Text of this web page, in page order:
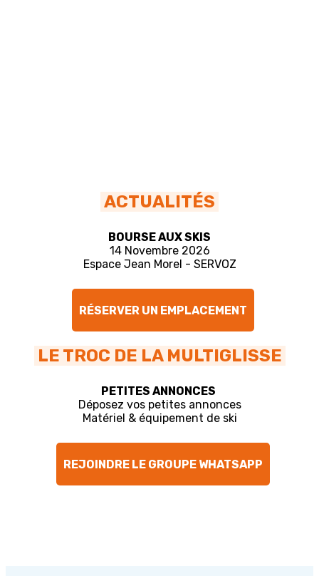
ACTUALITÉS
BOURSE AUX SKIS
14 Novembre 2026
Espace Jean Morel - SERVOZ
RÉSERVER UN EMPLACEMENT
LE TROC DE LA MULTIGLISSE
PETITES ANNONCES
Déposez vos petites annonces
Matériel & équipement de ski
REJOINDRE LE GROUPE WHATSAPP